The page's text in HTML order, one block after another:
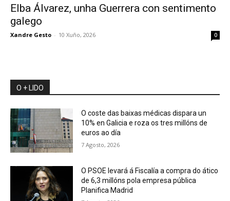
Elba Álvarez, unha Guerrera con sentimento
galego
Xandre Gesto - 10 Xuño, 2026 0
O + LIDO
O coste das baixas médicas dispara un
10% en Galicia e roza os tres millóns de
euros ao día
7 Agosto, 2026
O PSOE levará á Fiscalía a compra do ático
de 6,3 millóns pola empresa pública
Planifica Madrid